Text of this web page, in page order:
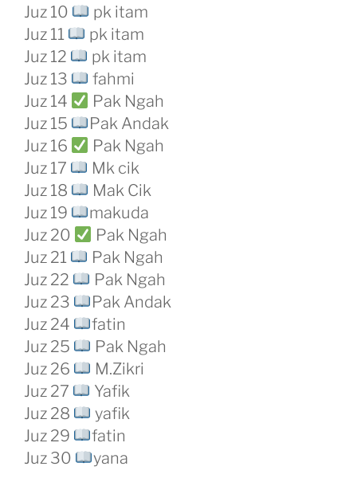
Juz 10
pk itam
Juz 11
pk itam
Juz 12
pk itam
Juz 13
fahmi
Juz 14
Pak Ngah
Juz 15
Pak Andak
Juz 16
Pak Ngah
Juz 17
Mk cik
Juz 18
Mak Cik
Juz 19
makuda
Juz 20
Pak Ngah
Juz 21
Pak Ngah
Juz 22
Pak Ngah
Juz 23
Pak Andak
Juz 24
fatin
Juz 25
Pak Ngah
Juz 26
M.Zikri
Juz 27
Yafik
Juz 28
yafik
Juz 29
fatin
Juz 30
yana